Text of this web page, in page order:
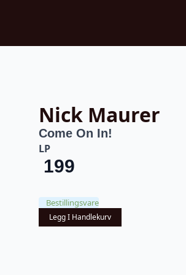
Nick Maurer
Come On In!
LP
199
Bestillingsvare
Legg I Handlekurv